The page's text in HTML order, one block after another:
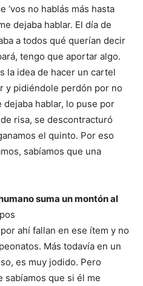
‘vos no hablás más hasta
dejaba hablar. El día de
a todos qué querían decir
tengo que aportar algo.
la idea de hacer un cartel
y pidiéndole perdón por no
dejaba hablar, lo puse por
risa, se descontracturó
el quinto. Por eso
sabíamos que una
suma un montón al
ahí fallan en ese ítem y no
Más todavía en un
es muy jodido. Pero
sabíamos que si él me